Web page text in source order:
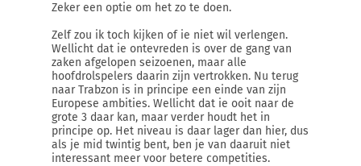
Zeker een optie om het zo te doen.
Zelf zou ik toch kijken of ie niet wil verlengen.
Wellicht dat ie ontevreden is over de gang van
zaken afgelopen seizoenen, maar alle
hoofdrolspelers daarin zijn vertrokken. Nu terug
naar Trabzon is in principe een einde van zijn
Europese ambities. Wellicht dat ie ooit naar de
grote 3 daar kan, maar verder houdt het in
principe op. Het niveau is daar lager dan hier, dus
als je mid twintig bent, ben je van daaruit niet
interessant meer voor betere competities.